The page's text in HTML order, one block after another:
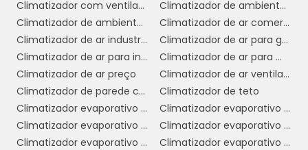
3. Portabilidade:Muitos climatizadores de
ar são projetados para serem portáteis, o que
significa que podem ser facilmente
transportados de um ambiente para outro.
Isso é especialmente útil em situações em
que a demanda por resfriamento varia, como
em eventos temporários ou em áreas com
grande fluxo de pessoas.
Climatizador com ventilador
Climatizador de ambiente industrial
Climatizador de ambientes comerciais
Climatizador de ar comercial
Climatizador de ar industrial
Climatizador de ar para galpão
Climatizador de ar para indústria
Climatizador de ar para mercado
Climatizador de ar preço
Climatizador de ar ventilador
Climatizador de parede comercial
Climatizador de teto
Climatizador evaporativo comercial
Climatizador evaporativo comercial preço
Climatizador evaporativo de ar
Climatizador evaporativo de parede
Climatizador evaporativo de parede preço
Climatizador evaporativo de teto